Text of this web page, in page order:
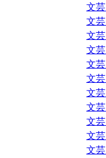
文
文
文
文
文
文
文
文
文
文
文